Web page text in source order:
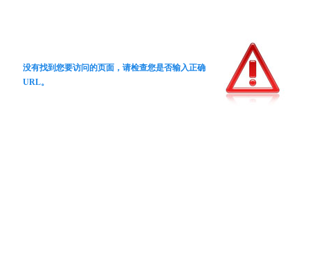
没有找到您要访问的页面，请检查您是否输入正确
URL。